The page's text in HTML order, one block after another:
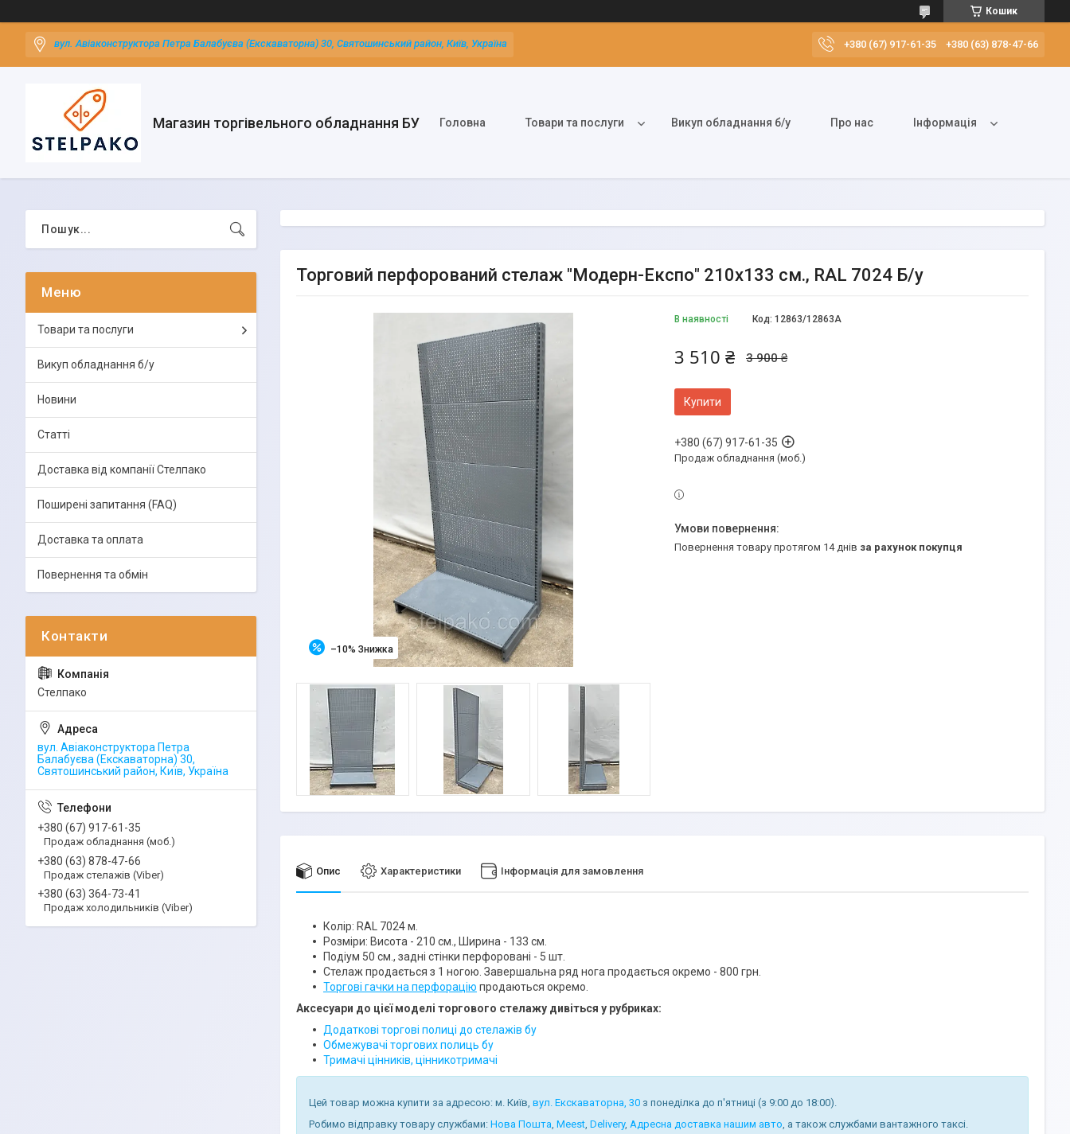
Кошик
вул. Авіаконструктора Петра Балабуєва (Екскаваторна) 30, Святошинський район, Київ, Україна +380 (67) 917-61-35 +380 (63) 878-47-66
Магазин торгівельного обладнання БУ Головна Товари та послуги Викуп обладнання б/у Про нас Інформація
Торговий перфорований стелаж "Модерн-Експо" 210х133 см., RAL 7024 Б/у
–10%
В наявності Код: 12863/12863А
3 900 ₴
3 510 ₴
Купити
+380 (67) 917-61-35
Продаж обладнання (моб.)
повернення товару протягом 14 днів за рахунок покупця
Опис Характеристики Інформація для замовлення
Колір: RAL 7024 м.
Розміри: Висота - 210 см., Ширина - 133 см.
Подіум 50 см., задні стінки перфоровані - 5 шт.
Стелаж продається з 1 ногою. Завершальна ряд нога продається окремо - 800 грн.
Торгові гачки на перфорацію продаються окремо.
Аксесуари до цієї моделі торгового стелажу дивіться у рубриках:
Додаткові торгові полиці до стелажів бу
Обмежувачі торгових полиць бу
Тримачі цінників, цінникотримачі
Цей товар можна купити за адресою: м. Київ, вул. Екскаваторна, 30 з понеділка до п'ятниці (з 9:00 до 18:00).
Робимо відправку товару службами: Нова Пошта, Meest, Delivery, Адресна доставка нашим авто, а також службами вантажного таксі.
Товари та послуги
Викуп обладнання б/у
Новини
Статті
Доставка від компанії Стелпако
Поширені запитання (FAQ)
Доставка та оплата
Повернення та обмін
Стелпако
вул. Авіаконструктора Петра
Балабуєва (Екскаваторна) 30,
Святошинський район, Київ, Україна
+380 (67) 917-61-35
Продаж обладнання (моб.)
+380 (63) 878-47-66
Продаж стелажів (Viber)
+380 (63) 364-73-41
Продаж холодильників (Viber)